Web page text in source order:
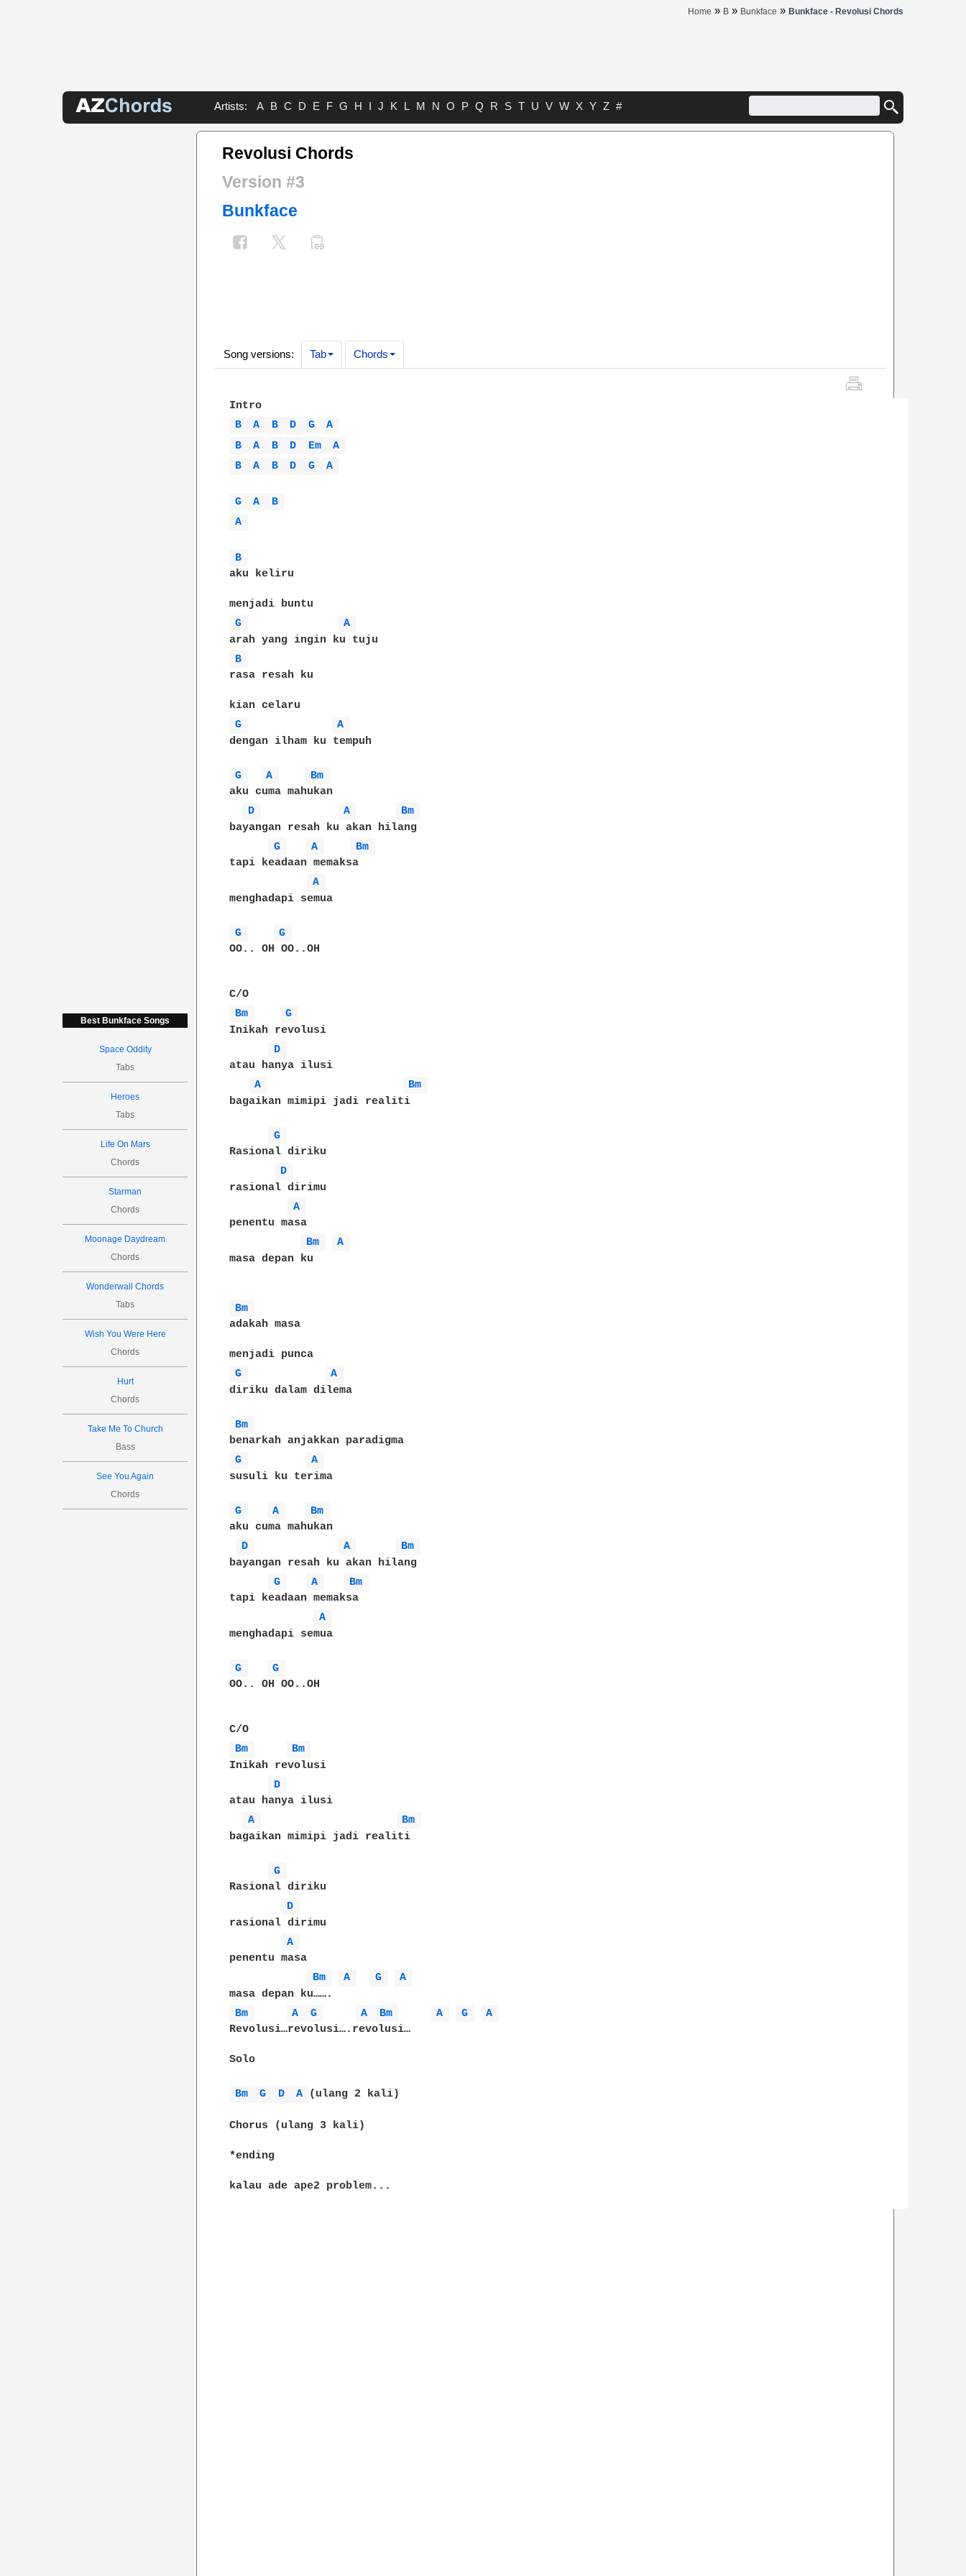
Home » B » Bunkface » Bunkface - Revolusi Chords
Artists: A B C D E F G H I J K L M N O P Q R S T U V W X Y Z #
Best Bunkface Songs
Space Oddity
Tabs
Heroes
Tabs
Life On Mars
Chords
Starman
Chords
Moonage Daydream
Chords
Wonderwall Chords
Tabs
Wish You Were Here
Chords
Hurt
Chords
Take Me To Church
Bass
See You Again
Chords
Revolusi Chords
Version #3
Bunkface
Song versions: Tab Chords
B
A B D G
A
B
A B D Em
A
B
A B D G A
G A
B
A
B
aku keliru
G
A
B
rasa resah ku
G
A
dengan ilham ku tempuh
G A
Bm
aku cuma mahukan
D
A
Bm
bayangan resah ku akan hilang
G
A
Bm
tapi keadaan memaksa
A
menghadapi semua
G
G
OO.. OH OO..OH
Bm
G
Inikah revolusi
D
atau hanya ilusi
A
Bm
bagaikan mimipi jadi realiti
G
Rasional diriku
D
rasional dirimu
A
penentu masa
Bm
A
masa depan ku
Bm
adakah masa
G
A
diriku dalam dilema
Bm
G
A
susuli ku terima
G A
Bm
aku cuma mahukan
D
A
Bm
bayangan resah ku akan hilang
G
A
Bm
tapi keadaan memaksa
A
menghadapi semua
G
G
OO.. OH OO..OH
Bm
Bm
Inikah revolusi
D
atau hanya ilusi
A
Bm
bagaikan mimipi jadi realiti
G
Rasional diriku
D
rasional dirimu
A
penentu masa
Bm
A G
A
Bm
A G A Bm A G
A
Revolusi…revolusi….revolusi…
Solo
Bm G D A (ulang 2 kali)
Chorus (ulang 3 kali)
*ending
kalau ade ape2 problem...